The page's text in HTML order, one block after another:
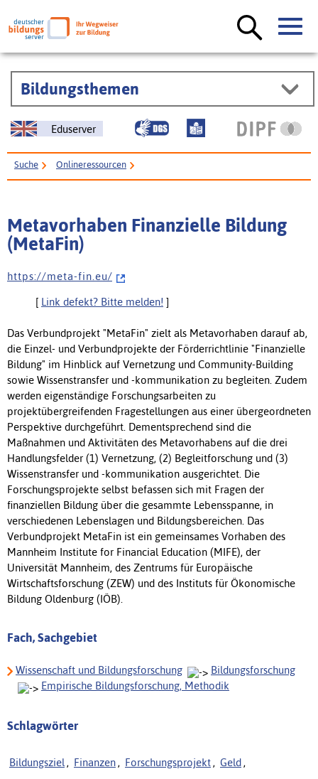
Bildungsthemen
Eduserver
Suche Onlineressourcen
Metavorhaben Finanzielle Bildung
(MetaFin)
h t t p s : / / m e t a - f i n . e u /
[ Link defekt? Bitte melden! ]
Das Verbundprojekt "MetaFin" zielt als Metavorhaben darauf ab,
die Einzel- und Verbundprojekte der Förderrichtlinie "Finanzielle
Bildung" im Hinblick auf Vernetzung und Community-Building
sowie Wissenstransfer und -kommunikation zu begleiten. Zudem
werden eigenständige Forschungsarbeiten zu
projektübergreifenden Fragestellungen aus einer übergeordneten
Perspektive durchgeführt. Dementsprechend sind die
Maßnahmen und Aktivitäten des Metavorhabens auf die drei
Handlungsfelder (1) Vernetzung, (2) Begleitforschung und (3)
Wissenstransfer und -kommunikation ausgerichtet. Die
Forschungsprojekte selbst befassen sich mit Fragen der
finanziellen Bildung über die gesammte Lebensspanne, in
verschiedenen Lebenslagen und Bildungsbereichen. Das
Verbundprojekt MetaFin ist ein gemeinsames Vorhaben des
Mannheim Institute for Financial Education (MIFE), der
Universität Mannheim, des Zentrums für Europäische
Wirtschaftsforschung (ZEW) und des Instituts für Ökonomische
Bildung Oldenburg (IÖB).
Fach, Sachgebiet
Wissenschaft und Bildungsforschung
Bildungsforschung
Empirische Bildungsforschung, Methodik
Schlagwörter
Bildungsziel , Finanzen , Forschungsprojekt , Geld ,